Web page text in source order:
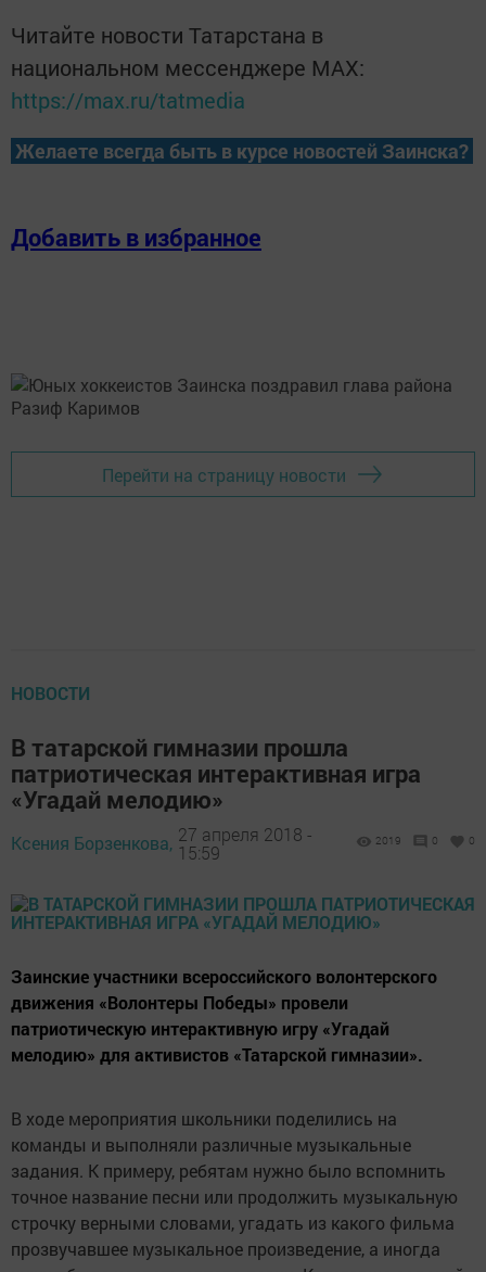
Читайте новости Татарстана в
национальном мессенджере MАХ:
https://max.ru/tatmedia
Желаете всегда быть в курсе новостей Заинска?
Добавить в избранное
Перейти на страницу новости
НОВОСТИ
В татарской гимназии прошла
патриотическая интерактивная игра
«Угадай мелодию»
Ксения Борзенкова, 27 апреля 2018 -
15:59
2019 0 0
Заинские участники всероссийского волонтерского
движения «Волонтеры Победы» провели
патриотическую интерактивную игру «Угадай
мелодию» для активистов «Татарской гимназии».
В ходе мероприятия школьники поделились на
команды и выполняли различные музыкальные
задания. К примеру, ребятам нужно было вспомнить
точное название песни или продолжить музыкальную
строчку верными словами, угадать из какого фильма
прозвучавшее музыкальное произведение, а иногда